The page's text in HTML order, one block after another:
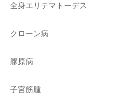
全身エリテマトーデス
クローン病
膠原病
子宮筋腫